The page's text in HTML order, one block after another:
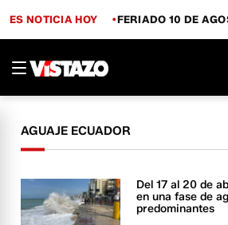
ES NOTICIA HOY FERIADO 10 DE
AGUAJE ECUADOR
Del 17 al 20 de
en una fase de
predominantes